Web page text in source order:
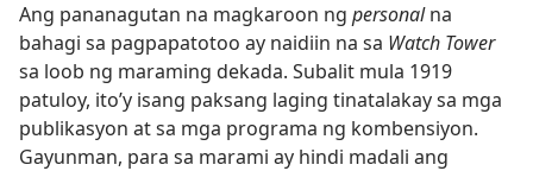
Ang pananagutan na magkaroon ng personalna
bahagi sa pagpapatotoo ay naidiin na sa Watch Tower
sa loob ng maraming dekada. Subalit mula 1919
patuloy, ito’y isang paksang laging tinatalakay sa mga
publikasyon at sa mga programa ng kombensiyon.
Gayunman, para sa marami ay hindi madali ang